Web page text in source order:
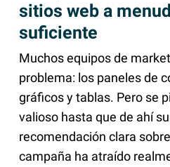
sitios web a
suficiente
Muchos equipos de
problema: los paneles de
gráficos y tablas. Pero se
valioso hasta que de ahí
recomendación clara
campaña ha atraído